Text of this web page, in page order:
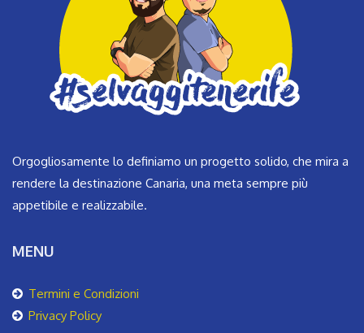
Orgogliosamente lo definiamo un progetto solido, che mira a
rendere la destinazione Canaria, una meta sempre più
appetibile e realizzabile.
MENU
Termini e Condizioni
Privacy Policy